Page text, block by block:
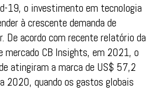
19, o investimento em tecnologia
à crescente demanda de
De acordo com recente relatório da
CB Insights, em 2021, o
atingiram a marca de US$ 57,2
2020, quando os gastos globais